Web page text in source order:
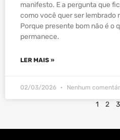
manifesto. E a pergunta que
como você quer ser lembrado
Porque presente bom não é o
permanece.
LER MAIS »
02/03/2026 Nenhum
1 2 3